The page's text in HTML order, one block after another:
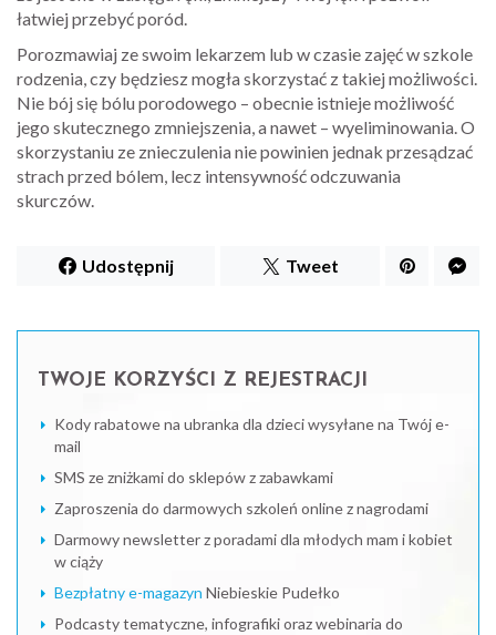
łatwiej przebyć poród.
Porozmawiaj ze swoim lekarzem lub w czasie zajęć w szkole
rodzenia, czy będziesz mogła skorzystać z takiej możliwości.
Nie bój się bólu porodowego – obecnie istnieje możliwość
jego skutecznego zmniejszenia, a nawet – wyeliminowania. O
skorzystaniu ze znieczulenia nie powinien jednak przesądzać
strach przed bólem, lecz intensywność odczuwania
skurczów.
Udostępnij Tweet
TWOJE KORZYŚCI Z REJESTRACJI
Kody rabatowe na ubranka dla dzieci wysyłane na Twój e-
mail
SMS ze zniżkami do sklepów z zabawkami
Zaproszenia do darmowych szkoleń online z nagrodami
Darmowy newsletter z poradami dla młodych mam i kobiet
w ciąży
Bezpłatny e-magazyn Niebieskie Pudełko
Podcasty tematyczne, infografiki oraz webinaria do